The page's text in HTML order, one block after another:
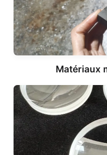
Matériaux